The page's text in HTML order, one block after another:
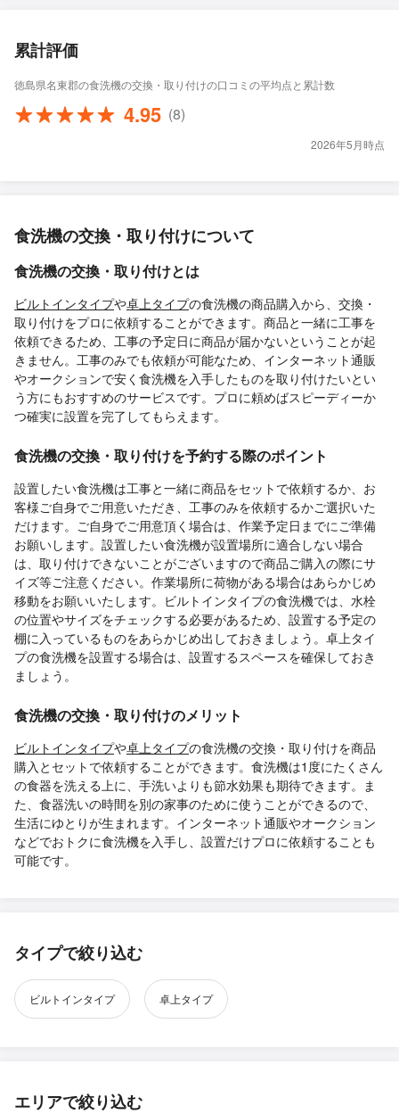
累計評価
徳島県名東郡の食洗機の交換・取り付けの口コミの平均点と累計数
4.95 (8)
2026年5月時点
食洗機の交換・取り付けについて
食洗機の交換・取り付けとは
ビルトインタイプや卓上タイプの食洗機の商品購入から、交換・
取り付けをプロに依頼することができます。商品と一緒に工事を
依頼できるため、工事の予定日に商品が届かないということが起
きません。工事のみでも依頼が可能なため、インターネット通販
やオークションで安く食洗機を入手したものを取り付けたいとい
う方にもおすすめのサービスです。プロに頼めばスピーディーか
つ確実に設置を完了してもらえます。
食洗機の交換・取り付けを予約する際のポイント
設置したい食洗機は工事と一緒に商品をセットで依頼するか、お
客様ご自身でご用意いただき、工事のみを依頼するかご選択いた
だけます。ご自身でご用意頂く場合は、作業予定日までにご準備
お願いします。設置したい食洗機が設置場所に適合しない場合
は、取り付けできないことがございますので商品ご購入の際にサ
イズ等ご注意ください。作業場所に荷物がある場合はあらかじめ
移動をお願いいたします。ビルトインタイプの食洗機では、水栓
の位置やサイズをチェックする必要があるため、設置する予定の
棚に入っているものをあらかじめ出しておきましょう。卓上タイ
プの食洗機を設置する場合は、設置するスペースを確保しておき
ましょう。
食洗機の交換・取り付けのメリット
ビルトインタイプや卓上タイプの食洗機の交換・取り付けを商品
購入とセットで依頼することができます。食洗機は1度にたくさん
の食器を洗える上に、手洗いよりも節水効果も期待できます。ま
た、食器洗いの時間を別の家事のために使うことができるので、
生活にゆとりが生まれます。インターネット通販やオークション
などでおトクに食洗機を入手し、設置だけプロに依頼することも
可能です。
タイプで絞り込む
ビルトインタイプ 卓上タイプ
エリアで絞り込む